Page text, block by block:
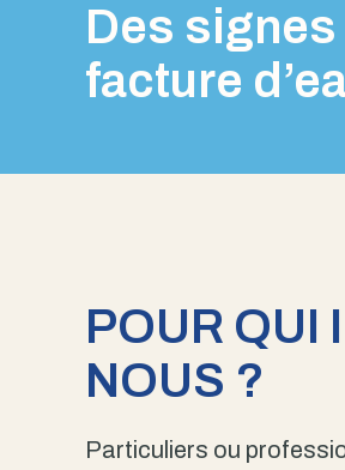
Des
facture
POUR QUI
NOUS ?
Particuliers ou